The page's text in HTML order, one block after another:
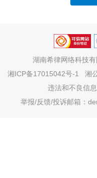
湖南希律网络科技有
湘ICP备17015042号-1
湘
违法和不良信
举报/反馈/投诉邮箱：